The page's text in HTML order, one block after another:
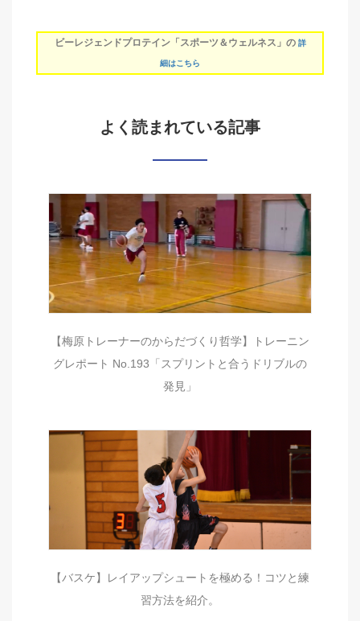
ビーレジェンドプロテイン「スポーツ＆ウェルネス」の 詳
細はこちら
よく読まれている記事
【梅原トレーナーのからだづくり哲学】トレーニン
グレポート No.193「スプリントと合うドリブルの
発見」
【バスケ】レイアップシュートを極める！コツと練
習方法を紹介。